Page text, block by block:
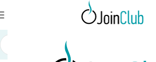
/ Υγρά Αναπλήρωσης